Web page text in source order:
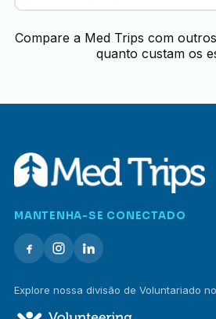
Compare a Med Trips com
quanto custam os
MANTENHA-SE CONECTADO
Explore nossa divisão de Voluntariado